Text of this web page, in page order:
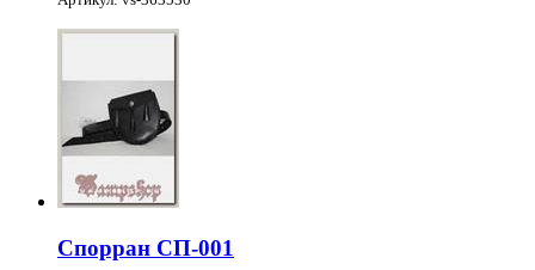
Спорран СП-001